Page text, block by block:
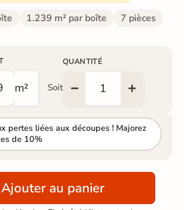
1.239 m² par boîte 7 pièces
m² Soit
QUANTITÉ
pertes liées aux découpes ! Majorez
de 10%
Ajouter au panier